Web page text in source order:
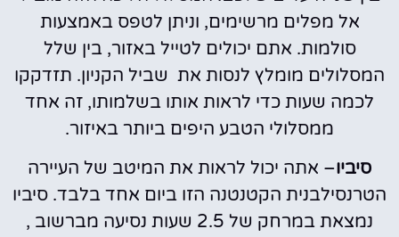
אל מפלים מרשימים, וניתן לטפס באמצעות
סולמות. אתם יכולים לטייל באזור, בין שלל
המסלולים מומלץ לנסות את שביל הקניון. תזדקקו
לכמה שעות כדי לראות אותו בשלמותו, זה אחד
ממסלולי הטבע היפים ביותר באיזור.
סיביו– אתה יכול לראות את המיטב של העיירה
הטרנסילבנית הקטנטנה הזו ביום אחד בלבד. סיביו
נמצאת במרחק של 2.5 שעות נסיעה מברשוב ,